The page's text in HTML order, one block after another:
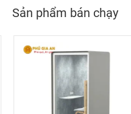
Sản phẩm bán chạy